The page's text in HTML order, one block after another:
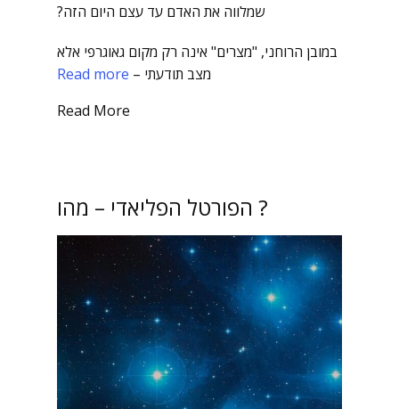
שמלווה את האדם עד עצם היום הזה?
במובן הרוחני, "מצרים" אינה רק מקום גאוגרפי אלא
מצב תודעתי – Read more
Read More
הפורטל הפליאדי – מהו ?